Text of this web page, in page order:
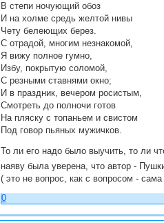
В степи ночующий обоз
И на холме средь желтой нивы
Чету белеющих берез.
С отрадой, многим незнакомой,
Я вижу полное гумно,
Избу, покрытую соломой,
С резными ставнями окно;
И в праздник, вечером росистым,
Смотреть до полночи готов
На пляску с топаньем и свистом
Под говор пьяных мужичков.
То ли его надо было выучить, то ли
наяву была уверена, что автор -
( это не вопрос, как с вопросом -
0